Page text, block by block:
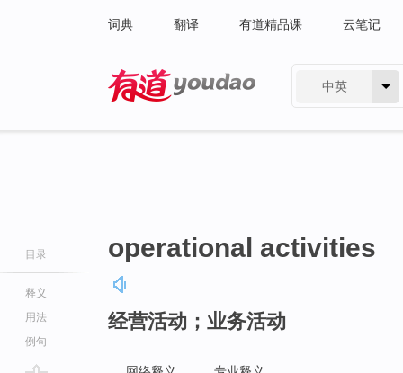
词典 翻译 有道精品课 云笔记
中英
目录
释义
用法
例句
operational activities
经营活动；业务活动